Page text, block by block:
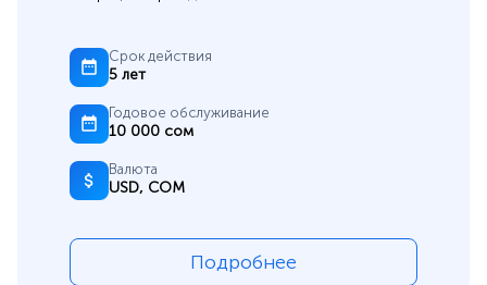
Срок действия
5 лет
Годовое обслуживание
10 000 сом
Валюта
USD, СОМ
Подробнее